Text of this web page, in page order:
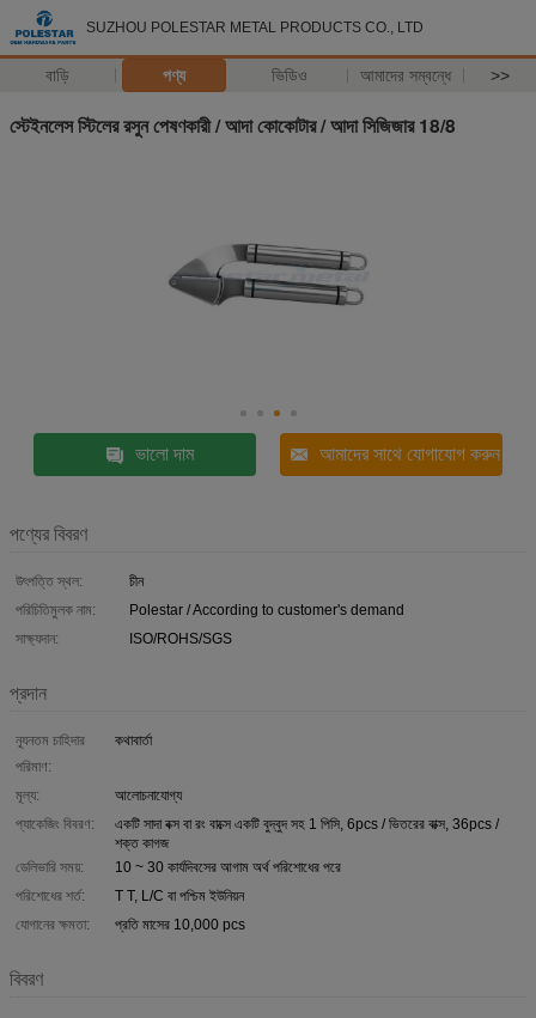
SUZHOU POLESTAR METAL PRODUCTS CO., LTD
বাড়ি পণ্য ভিডিও আমাদের সম্বন্ধে >>
স্টেইনলেস স্টিলের রসুন পেষণকারী / আদা কোকোটার / আদা সিজিজার 18/8
ভালো দাম আমাদের সাথে যোগাযোগ করুন
পণ্যের বিবরণ
উৎপত্তি স্থল:
চীন
পরিচিতিমুলক নাম:
Polestar / According to customer's demand
সাক্ষ্যদান:
ISO/ROHS/SGS
প্রদান
ন্যূনতম চাহিদার
পরিমাণ:
কথাবার্তা
মূল্য:
আলোচনাযোগ্য
প্যাকেজিং বিবরণ:
একটি সাদা বক্স বা রং বাক্সে একটি বুদ্বুদ সহ 1 পিসি, 6pcs / ভিতরের বাক্স, 36pcs /
শক্ত কাগজ
ডেলিভারি সময়:
10 ~ 30 কার্যদিবসের আগাম অর্থ পরিশোধের পরে
পরিশোধের শর্ত:
T T, L/C বা পশ্চিম ইউনিয়ন
যোগানের ক্ষমতা:
প্রতি মাসের 10,000 pcs
বিবরণ